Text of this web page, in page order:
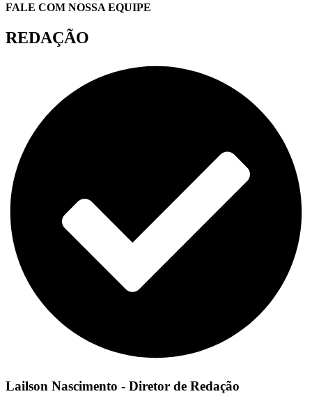
FALE COM NOSSA EQUIPE
REDAÇÃO
Lailson Nascimento - Diretor de Redação